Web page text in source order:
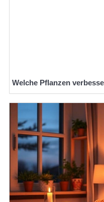
Welche Pflanzen